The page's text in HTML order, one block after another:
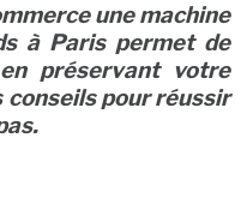
une machine
à Paris permet de
préservant votre
pour réussir